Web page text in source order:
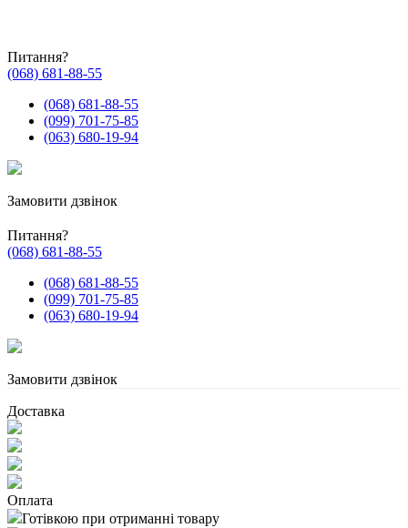
Питання?
(068) 681-88-55
(068) 681-88-55
(099) 701-75-85
(063) 680-19-94
Замовити дзвінок
Питання?
(068) 681-88-55
(068) 681-88-55
(099) 701-75-85
(063) 680-19-94
Замовити дзвінок
Доставка
Оплата
Готівкою при отриманні товару